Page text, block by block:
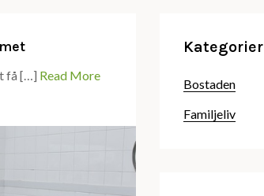
få […] Read More
Kategorier
Bostaden
Familjeliv